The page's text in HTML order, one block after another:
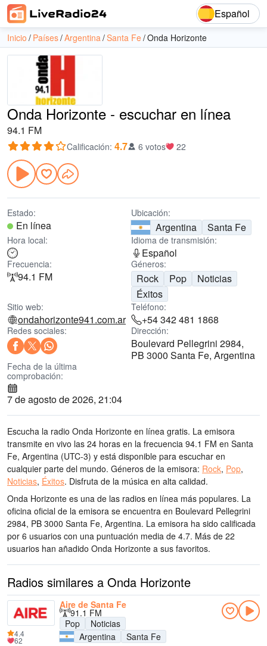
Español
Inicio Países Argentina Santa Fe Onda Horizonte
Onda Horizonte - escuchar en línea
94.1 FM
Calificación: 4.7 6 votos 22
Estado:
En línea
Ubicación:
Argentina Santa Fe
Hora local: Idioma de transmisión:
Español
Frecuencia:
94.1 FM
Géneros:
Rock Pop
Noticias
Éxitos
Sitio web:
ondahorizonte941.com.ar
Teléfono:
+54 342 481 1868
Redes sociales: Dirección:
Boulevard Pellegrini 2984,
PB 3000 Santa Fe, Argentina
Fecha de la última
comprobación:
7 de agosto de 2026, 21:04
Escucha la radio Onda Horizonte en línea gratis. La emisora
transmite en vivo las 24 horas en la frecuencia 94.1 FM en Santa
Fe, Argentina (UTC-3) y está disponible para escuchar en
cualquier parte del mundo. Géneros de la emisora: Rock, Pop,
Noticias, Éxitos. Disfruta de la música en alta calidad.
Onda Horizonte es una de las radios en línea más populares. La
oficina oficial de la emisora se encuentra en Boulevard Pellegrini
2984, PB 3000 Santa Fe, Argentina. La emisora ha sido calificada
por 6 usuarios con una puntuación media de 4.7. Más de 22
usuarios han añadido Onda Horizonte a sus favoritos.
Radios similares a Onda Horizonte
Aire de Santa Fe
91.1 FM
Pop
Noticias
Argentina
Santa Fe
4.4
62